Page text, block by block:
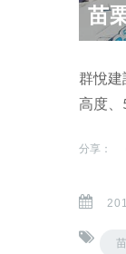
苗
群悅建
高度、
分享：